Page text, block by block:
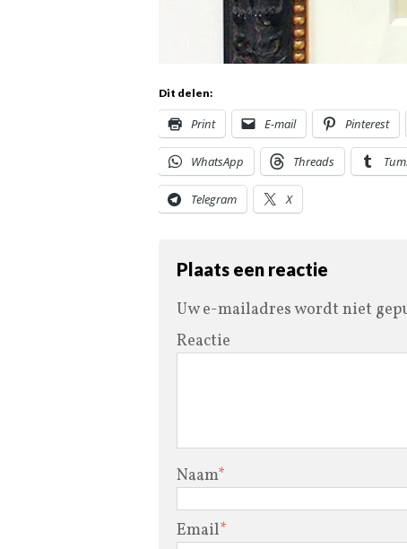
Dit delen:
Print E-mail Pinterest
WhatsApp Threads
Telegram X
Plaats een reactie
Uw e-mailadres wordt niet
Reactie
Naam*
Email*